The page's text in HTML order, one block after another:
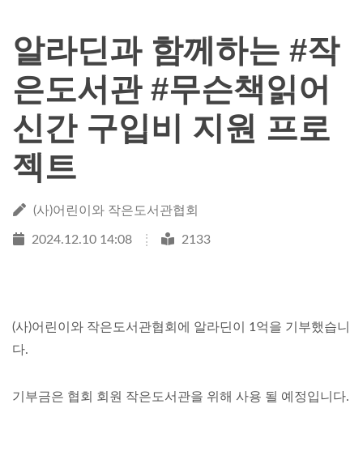
알라딘과 함께하는 #작
은도서관 #무슨책읽어
신간 구입비 지원 프로
젝트
(사)어린이와 작은도서관협회
2024.12.10 14:08 2133
(사)어린이와 작은도서관협회에 알라딘이 1억을 기부했습니
다.
기부금은 협회 회원 작은도서관을 위해 사용 될 예정입니다.